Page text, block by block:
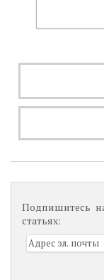
Подпишитесь
статьях: